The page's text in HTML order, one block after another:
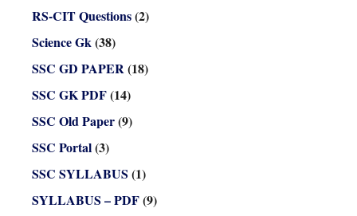
RS-CIT Questions(2)
Science Gk(38)
SSC GD PAPER(18)
SSC GK PDF(14)
SSC Old Paper(9)
SSC Portal(3)
SSC SYLLABUS (1)
SYLLABUS – PDF(9)